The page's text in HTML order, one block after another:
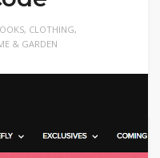
, CLOTHING,
& GARDEN
ygel